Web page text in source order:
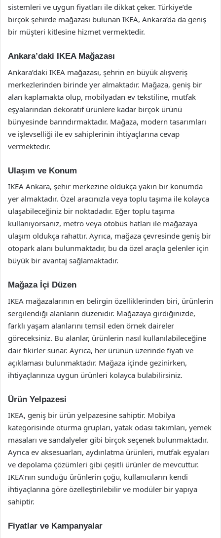
sistemleri ve uygun fiyatları ile dikkat çeker. Türkiye’de
birçok şehirde mağazası bulunan IKEA, Ankara’da da geniş
bir müşteri kitlesine hizmet vermektedir.
Ankara’daki IKEA Mağazası
Ankara’daki IKEA mağazası, şehrin en büyük alışveriş
merkezlerinden birinde yer almaktadır. Mağaza, geniş bir
alan kaplamakta olup, mobilyadan ev tekstiline, mutfak
eşyalarından dekoratif ürünlere kadar birçok ürünü
bünyesinde barındırmaktadır. Mağaza, modern tasarımları
ve işlevselliği ile ev sahiplerinin ihtiyaçlarına cevap
vermektedir.
Ulaşım ve Konum
IKEA Ankara, şehir merkezine oldukça yakın bir konumda
yer almaktadır. Özel aracınızla veya toplu taşıma ile kolayca
ulaşabileceğiniz bir noktadadır. Eğer toplu taşıma
kullanıyorsanız, metro veya otobüs hatları ile mağazaya
ulaşım oldukça rahattır. Ayrıca, mağaza çevresinde geniş bir
otopark alanı bulunmaktadır, bu da özel araçla gelenler için
büyük bir avantaj sağlamaktadır.
Mağaza İçi Düzen
IKEA mağazalarının en belirgin özelliklerinden biri, ürünlerin
sergilendiği alanların düzenidir. Mağazaya girdiğinizde,
farklı yaşam alanlarını temsil eden örnek daireler
göreceksiniz. Bu alanlar, ürünlerin nasıl kullanılabileceğine
dair fikirler sunar. Ayrıca, her ürünün üzerinde fiyatı ve
açıklaması bulunmaktadır. Mağaza içinde gezinirken,
ihtiyaçlarınıza uygun ürünleri kolayca bulabilirsiniz.
Ürün Yelpazesi
IKEA, geniş bir ürün yelpazesine sahiptir. Mobilya
kategorisinde oturma grupları, yatak odası takımları, yemek
masaları ve sandalyeler gibi birçok seçenek bulunmaktadır.
Ayrıca ev aksesuarları, aydınlatma ürünleri, mutfak eşyaları
ve depolama çözümleri gibi çeşitli ürünler de mevcuttur.
IKEA’nın sunduğu ürünlerin çoğu, kullanıcıların kendi
ihtiyaçlarına göre özelleştirilebilir ve modüler bir yapıya
sahiptir.
Fiyatlar ve Kampanyalar